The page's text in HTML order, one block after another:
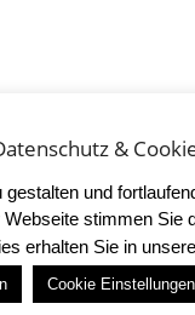
&
und
stimmen Sie
erhalten Sie in
Cookie Einstellungen